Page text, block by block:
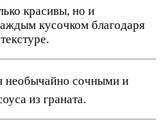
красивы, но и
кусочком благодаря
необычайно сочными и
из граната.